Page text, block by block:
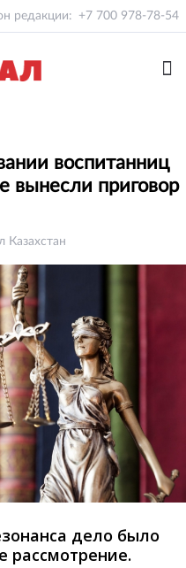
редакции: +7 700 978-78-54
воспитанниц
вынесли приговор
Казахстан
дело было
рассмотрение.